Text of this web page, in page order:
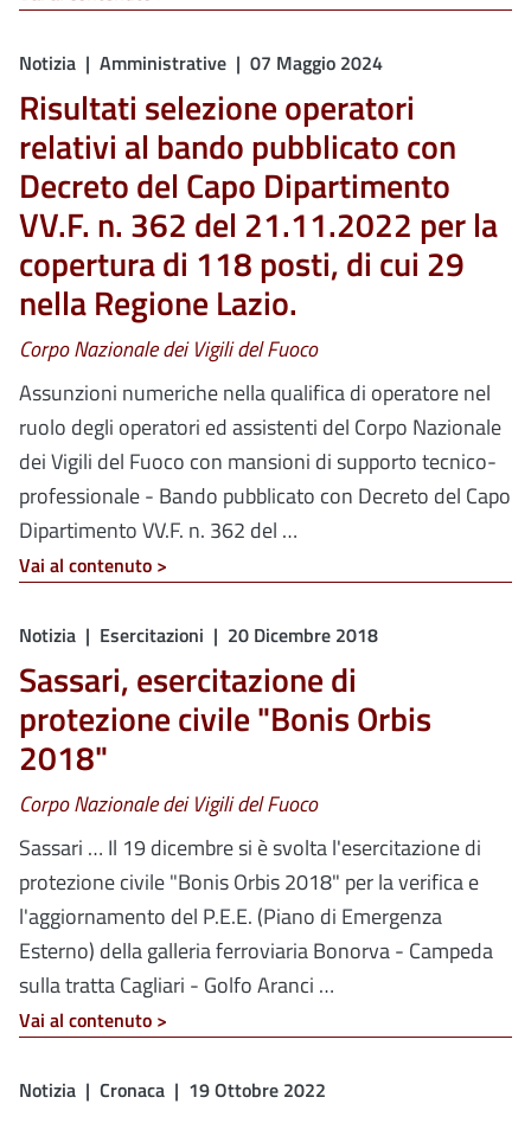
Notizia Amministrative 07 Maggio 2024
Risultati selezione operatori
relativi al bando pubblicato con
Decreto del Capo Dipartimento
VV.F. n. 362 del 21.11.2022 per la
copertura di 118 posti, di cui 29
nella Regione Lazio.
Corpo Nazionale dei Vigili del Fuoco
Assunzioni numeriche nella qualifica di operatore nel
ruolo degli operatori ed assistenti del Corpo Nazionale
dei Vigili del Fuoco con mansioni di supporto tecnico-
professionale - Bando pubblicato con Decreto del Capo
Dipartimento VV.F. n. 362 del …
Vai al contenuto >
Notizia Esercitazioni 20 Dicembre 2018
Sassari, esercitazione di
protezione civile "Bonis Orbis
2018"
Corpo Nazionale dei Vigili del Fuoco
Sassari … Il 19 dicembre si è svolta l'esercitazione di
protezione civile "Bonis Orbis 2018" per la verifica e
l'aggiornamento del P.E.E. (Piano di Emergenza
Esterno) della galleria ferroviaria Bonorva - Campeda
sulla tratta Cagliari - Golfo Aranci …
Vai al contenuto >
Notizia Cronaca 19 Ottobre 2022